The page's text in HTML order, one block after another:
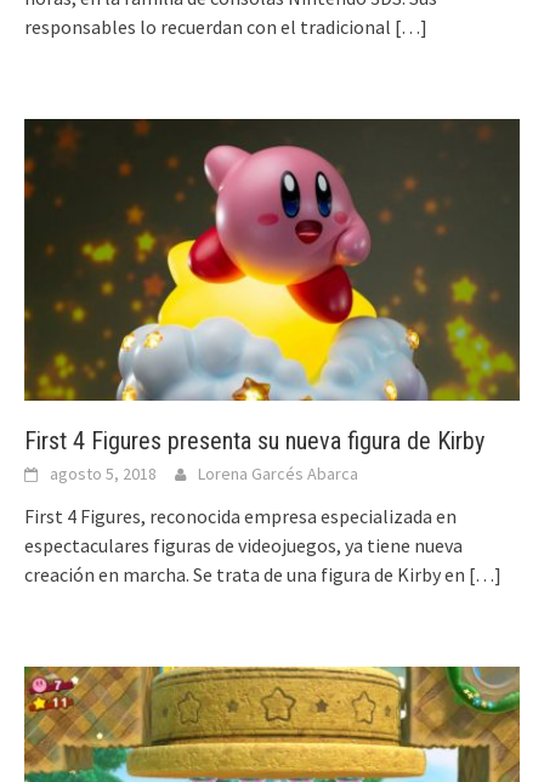
responsables lo recuerdan con el tradicional […]
First 4 Figures presenta su nueva figura de Kirby
agosto 5, 2018 Lorena Garcés Abarca
First 4 Figures, reconocida empresa especializada en
espectaculares figuras de videojuegos, ya tiene nueva
creación en marcha. Se trata de una figura de Kirby en […]